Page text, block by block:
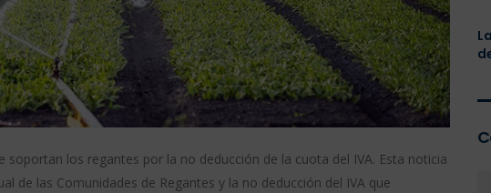
los regantes por la no deducción de la cuota del IVA. Esta noticia
de las Comunidades de Regantes y la no deducción del IVA que